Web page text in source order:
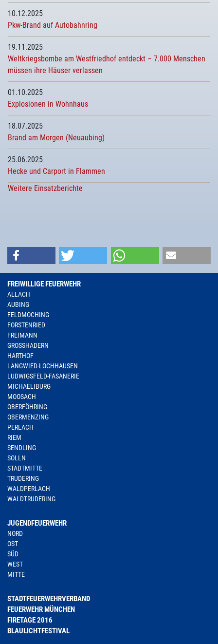
10.12.2025
Pkw-Brand auf Autobahnring
19.11.2025
Weltkriegsbombe am Westfriedhof entdeckt – 7.000 Menschen
müssen ihre Häuser verlassen
01.10.2025
Explosionen in Wohnhaus
18.07.2025
Brand am Morgen (Neuaubing)
25.06.2025
Hecke und Carport in Flammen
Weitere Einsatzberichte
FREIWILLIGE FEUERWEHR
ALLACH
AUBING
FELDMOCHING
FORSTENRIED
FREIMANN
GROSSHADERN
HARTHOF
LANGWIED-LOCHHAUSEN
LUDWIGSFELD-FASANERIE
MICHAELIBURG
MOOSACH
OBERFÖHRING
OBERMENZING
PERLACH
RIEM
SENDLING
SOLLN
STADTMITTE
TRUDERING
WALDPERLACH
WALDTRUDERING
JUGENDFEUERWEHR
NORD
OST
SÜD
WEST
MITTE
STADTFEUERWEHRVERBAND
FEUERWEHR MÜNCHEN
FIRETAGE 2016
BLAULICHTFESTIVAL